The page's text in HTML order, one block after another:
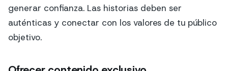
generar confianza. Las historias deben ser
auténticas y conectar con los valores de tu público
objetivo.